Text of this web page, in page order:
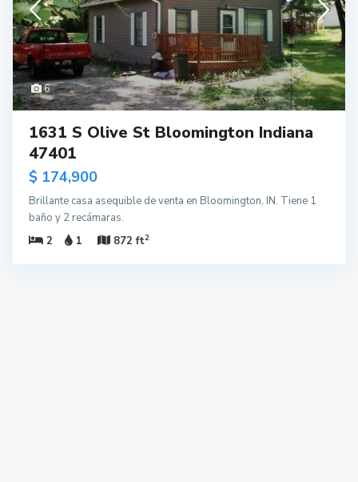
6
1631 S Olive St Bloomington Indiana
47401
$ 174,900
Brillante casa asequible de venta en Bloomington, IN. Tiene 1
baño y 2 recámaras.
2
1 872 ft2